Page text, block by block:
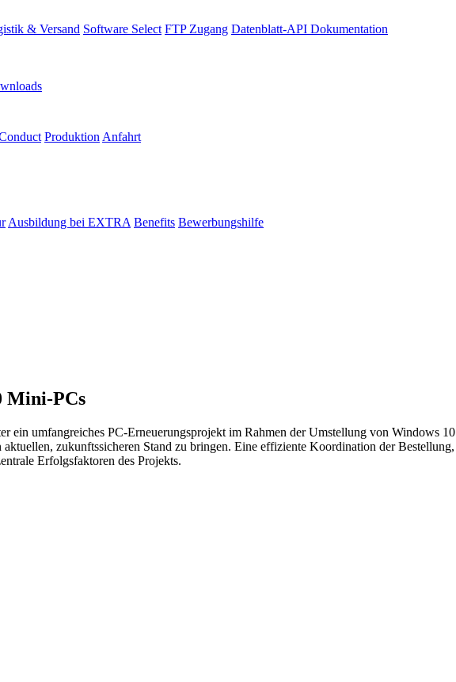
& Versand Software Select FTP Zugang Datenblatt-API Dokumentation
Produktion Anfahrt
Ausbildung bei EXTRA Benefits Bewerbungshilfe
Mini-PCs
ein umfangreiches PC-Erneuerungsprojekt im Rahmen der Umstellung von Windows
zukunftssicheren Stand zu bringen. Eine effiziente Koordination der
Erfolgsfaktoren des Projekts.